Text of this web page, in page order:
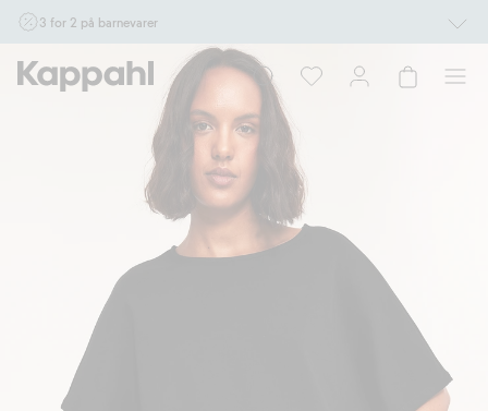
3 for 2 på barnevarer
Ikke Newbie. Gjelder når du handler 2 eller flere varer som inngår i tilbudet tom.
17/8 i butikk & online for deg som er eller blir medlem. Kan ikke kombineres med
andre tilbud eller rabatter.
Handle nå